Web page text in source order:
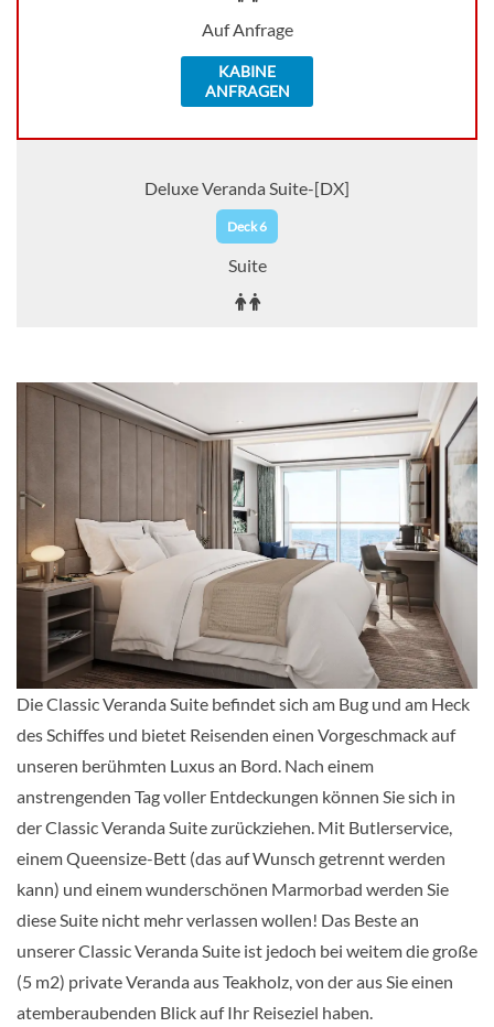
Auf Anfrage
KABINE
ANFRAGEN
Deluxe Veranda Suite-[DX]
Deck 6
Suite
AUSWÄHLEN
KABINE
Grand Suite-[G1]
Deck 10
Suite
Auf Anfrage
AUSWÄHLEN
KABINE
ANFRAGEN
Grand Suite-[GS]
Suite
Auf Anfrage
AUSWÄHLEN
KABINE
ANFRAGEN
Die Classic Veranda Suite befindet sich am Bug und am Heck
des Schiffes und bietet Reisenden einen Vorgeschmack auf
unseren berühmten Luxus an Bord. Nach einem
anstrengenden Tag voller Entdeckungen können Sie sich in
der Classic Veranda Suite zurückziehen. Mit Butlerservice,
einem Queensize-Bett (das auf Wunsch getrennt werden
kann) und einem wunderschönen Marmorbad werden Sie
diese Suite nicht mehr verlassen wollen! Das Beste an
unserer Classic Veranda Suite ist jedoch bei weitem die große
(5 m2) private Veranda aus Teakholz, von der aus Sie einen
atemberaubenden Blick auf Ihr Reiseziel haben.